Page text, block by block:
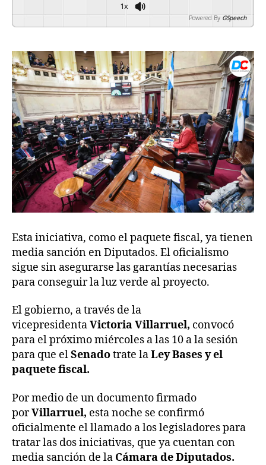
1x
Powered By GSpeech
Esta iniciativa, como el paquete fiscal, ya tienen
media sanción en Diputados. El oficialismo
sigue sin asegurarse las garantías necesarias
para conseguir la luz verde al proyecto.
El gobierno, a través de la
vicepresidentaVictoria Villarruel, convocó
para el próximo miércoles a las 10 a la sesión
para que elSenadotrate laLey Bases y el
paquete fiscal.
Por medio de un documento firmado
porVillarruel, esta noche se confirmó
oficialmente el llamado a los legisladores para
tratar las dos iniciativas, que ya cuentan con
media sanción de la Cámara de Diputados.